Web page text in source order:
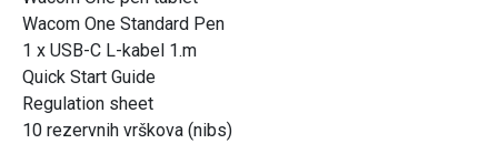
Wacom One Standard Pen
1 x USB-C L-kabel 1.m
Quick Start Guide
Regulation sheet
10 rezervnih vrškova (nibs)